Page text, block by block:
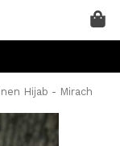
Hijab - Mirach